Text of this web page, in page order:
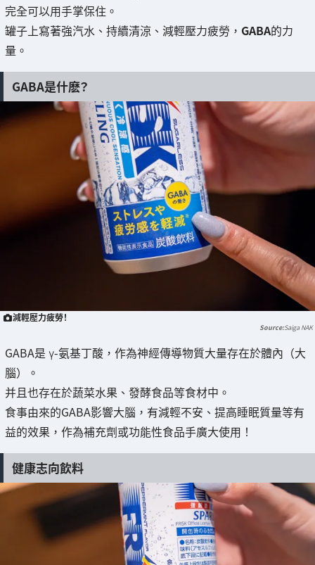
完全可以用手掌保住。
罐子上寫著強汽水、持續清涼、減輕壓力疲勞， GABA的力
量。
GABA是什麽？
減輕壓力疲勞！
Saiga NAK
GABA是 γ-氨基丁酸，作為神經傳導物質大量存在於體內（大
腦）。
并且也存在於蔬菜水果、發酵食品等食材中。
食事由來的GABA影響大腦，有減輕不安、提高睡眠質量等有
益的效果，作為補充劑或功能性食品手廣大使用！
健康志向飲料